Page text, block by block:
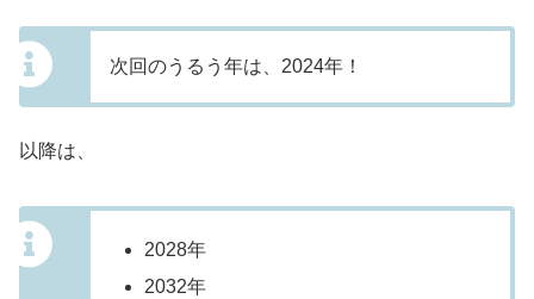
次回のうるう年は、2024年！
以降は、
2028年
2032年